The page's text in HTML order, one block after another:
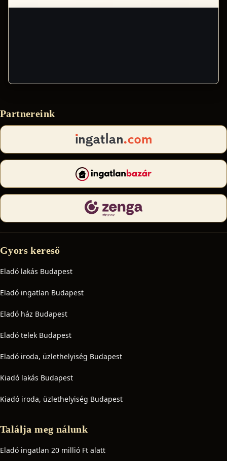
Partnereink
Gyors kereső
Eladó lakás Budapest
Eladó ingatlan Budapest
Eladó ház Budapest
Eladó telek Budapest
Eladó iroda, üzlethelyiség Budapest
Kiadó lakás Budapest
Kiadó iroda, üzlethelyiség Budapest
Találja meg nálunk
Eladó ingatlan 20 millió Ft alatt